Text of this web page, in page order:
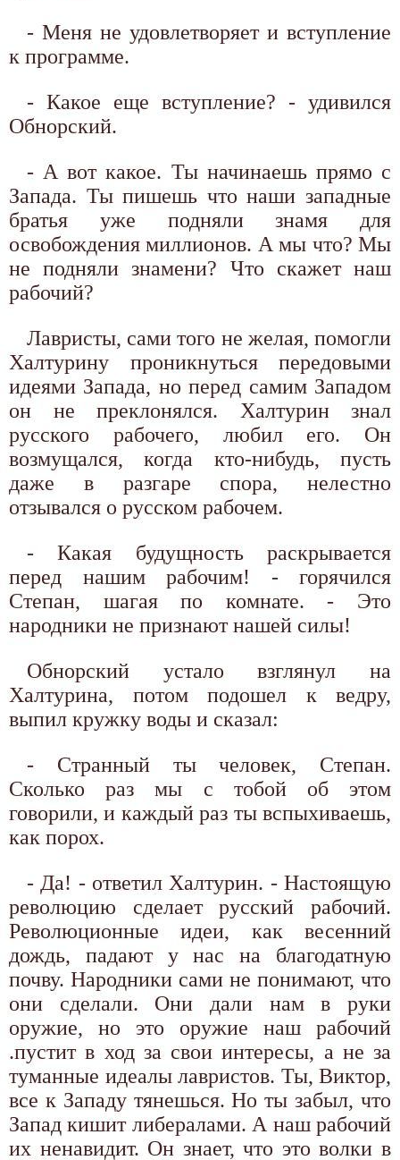
- Меня не удовлетворяет и вступление
к программе.
- Какое еще вступление? - удивился
Обнорский.
- А вот какое. Ты начинаешь прямо с
Запада. Ты пишешь что наши западные
братья уже подняли знамя для
освобождения миллионов. А мы что? Мы
не подняли знамени? Что скажет наш
рабочий?
Лавристы, сами того не желая, помогли
Халтурину проникнуться передовыми
идеями Запада, но перед самим Западом
он не преклонялся. Халтурин знал
русского рабочего, любил его. Он
возмущался, когда кто-нибудь, пусть
даже в разгаре спора, нелестно
отзывался о русском рабочем.
- Какая будущность раскрывается
перед нашим рабочим! - горячился
Степан, шагая по комнате. - Это
народники не признают нашей силы!
Обнорский устало взглянул на
Халтурина, потом подошел к ведру,
выпил кружку воды и сказал:
- Странный ты человек, Степан.
Сколько раз мы с тобой об этом
говорили, и каждый раз ты вспыхиваешь,
как порох.
- Да! - ответил Халтурин. - Настоящую
революцию сделает русский рабочий.
Революционные идеи, как весенний
дождь, падают у нас на благодатную
почву. Народники сами не понимают, что
они сделали. Они дали нам в руки
оружие, но это оружие наш рабочий
.пустит в ход за свои интересы, а не за
туманные идеалы лавристов. Ты, Виктор,
все к Западу тянешься. Но ты забыл, что
Запад кишит либералами. А наш рабочий
их ненавидит. Он знает, что это волки в